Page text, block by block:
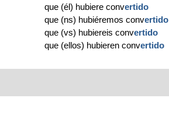
que (él) hubiere convertido
que (ns) hubiéremos convertido
que (vs) hubiereis convertido
que (ellos) hubieren convertido